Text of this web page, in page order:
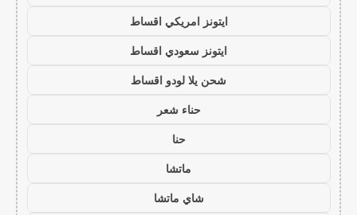
ايتونز امريكي اقساط
ايتونز سعودي اقساط
شحن يلا لودو اقساط
حناء شعر
حنا
ماتشا
شاي ماتشا